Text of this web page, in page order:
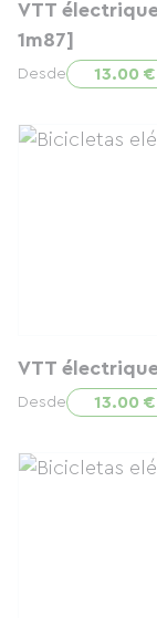
VTT
1m87]
Desde 13.00
VTT
Desde 13.00